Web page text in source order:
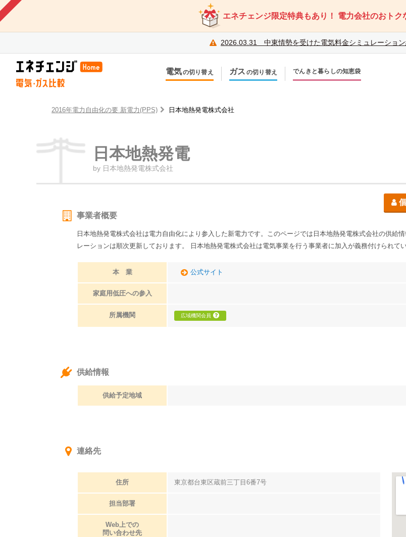
エネチェンジ限定特典もあり！ 電力会社のおトク
2026.03.31 中東情勢を受けた電気料金シミュレーショ
電気の切り替え ガス の切り替え でんきと暮らしの知恵袋
2016年電力自由化の要 新電力(PPS) 日本地熱発電株式会社
日本地熱発電
by 日本地熱発電株式会社
事業者概要
日本地熱発電株式会社は電力自由化により参入した新電力です。このページでは日本地熱発電株式会社の供給
レーションは順次更新しております。 日本地熱発電株式会社は電気事業を行う事業者に加入が義務付けられて
本 業 公式サイト
家庭用低圧への参入
所属機関 広域機関会員
供給情報
供給予定地域
連絡先
住所 東京都台東区蔵前三丁目6番7号
担当部署
Web上での
問い合わせ先